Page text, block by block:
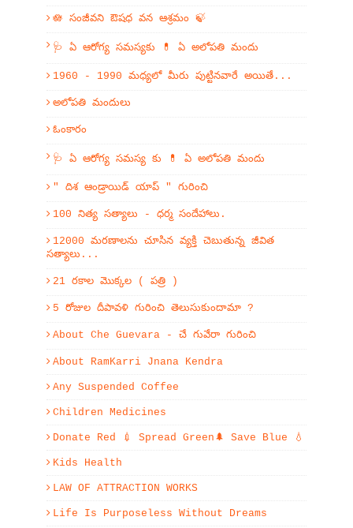
🪷 సంజీవని ఔషధ వన ఆశ్రమం 🍃
🩺 ఏ ఆరోగ్య సమస్యకు 💊 ఏ అలోపతి మందు
1960 - 1990 మధ్యలో మీరు పుట్టినవారే అయితే...
అలోపతి మందులు
ఓంకారం
🩺 ఏ ఆరోగ్య సమస్య కు 💊 ఏ అలోపతి మందు
" దిశ ఆండ్రాయిడ్ యాప్ " గురించి
100 నిత్య సత్యాలు - ధర్మ సందేహాలు.
12000 మరణాలను చూసిన వ్యక్తి చెబుతున్న జీవిత
సత్యాలు...
21 రకాల మొక్కల ( పత్రి )
5 రోజుల దీపావళి గురించి తెలుసుకుందామా ?
About Che Guevara - చే గువేరా గురించి
About RamKarri Jnana Kendra
Any Suspended Coffee
Children Medicines
Donate Red 💉 Spread Green🌲 Save Blue 💧
Kids Health
LAW OF ATTRACTION WORKS
Life Is Purposeless Without Dreams